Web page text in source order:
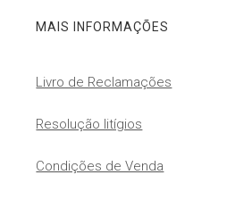
MAIS INFORMAÇÕES
Livro de Reclamações
Resolução litígios
Condições de Venda